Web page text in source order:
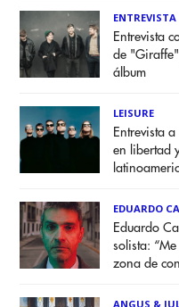
ENTREVISTA
Entrevista
de
álbum
LEISURE
Entrevista
en libertad
EDUARDO
Eduardo
solista:
zona de
ANGUS &